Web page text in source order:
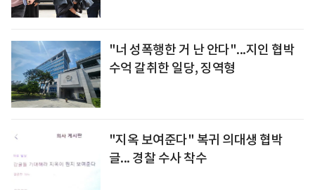
"너 성폭행한 거 난 안다"...지인 협박
수억 갈취한 일당, 징역형
"지옥 보여준다" 복귀 의대생 협박
글... 경찰 수사 착수